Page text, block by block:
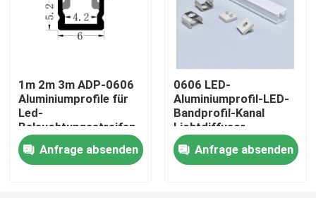
Qualitätskontrolle
Nachrichten
Fordern Sie ein Zitat
1m 2m 3m ADP-0606
Aluminiumprofile für
Led-
Beleuchtungsstreifen
Anfrage absenden
0606 LED-
Aluminiumprofil-LED-
Bandprofil-Kanal
Lichtdiffusor
Extrusionskanal für
LED-Band
Anfrage absenden